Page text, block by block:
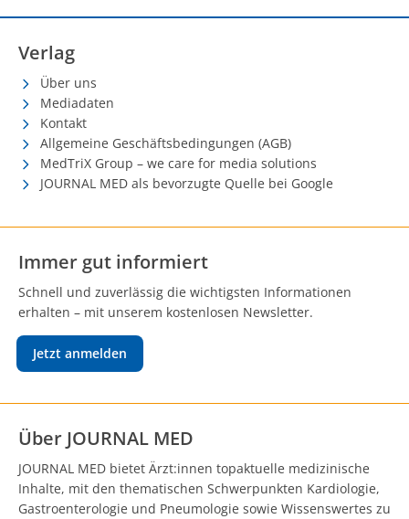
Verlag
Über uns
Mediadaten
Kontakt
Allgemeine Geschäftsbedingungen (AGB)
MedTriX Group – we care for media solutions
JOURNAL MED als bevorzugte Quelle bei Google
Immer gut informiert
Schnell und zuverlässig die wichtigsten Informationen
erhalten – mit unserem kostenlosen Newsletter.
Jetzt anmelden
Über JOURNAL MED
JOURNAL MED bietet Ärzt:innen topaktuelle medizinische
Inhalte, mit den thematischen Schwerpunkten Kardiologie,
Gastroenterologie und Pneumologie sowie Wissenswertes zu